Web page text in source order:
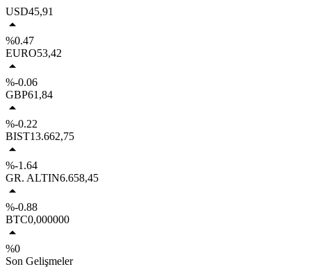
USD45,91
%0.47
EURO53,42
%-0.06
GBP61,84
%-0.22
BIST13.662,75
%-1.64
GR. ALTIN6.658,45
%-0.88
BTC0,000000
%0
Son Gelişmeler